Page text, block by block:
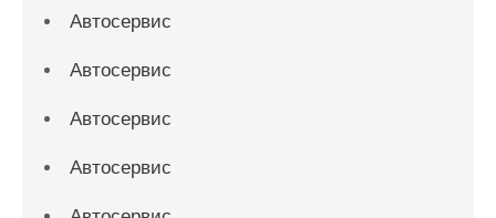
Автосервис
Автосервис
Автосервис
Автосервис